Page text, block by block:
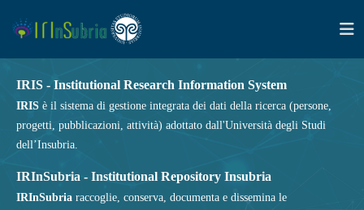
IRIS - Institutional Research Information System
IRIS è il sistema di gestione integrata dei dati della ricerca (persone,
progetti, pubblicazioni, attività) adottato dall'Università degli Studi
dell’Insubria.
IRInSubria - Institutional Repository Insubria
IRInSubria raccoglie, conserva, documenta e dissemina le